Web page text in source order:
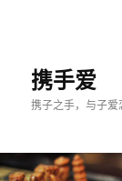
携手爱
携子之手，与子爱